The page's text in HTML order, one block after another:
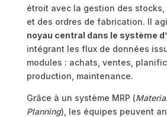
étroit avec la gestion des stocks,
et des ordres de fabrication. Il
noyau central dans le système
intégrant les flux de données
modules : achats, ventes,
production, maintenance.
Grâce à un système MRP (
Planning), les équipes peuvent